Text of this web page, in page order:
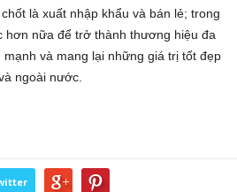
là xuất nhập khẩu và bán lẻ; trong
hơn nữa để trở thành thương hiệu đa
và mang lại những giá trị tốt đẹp
ngoài nước.